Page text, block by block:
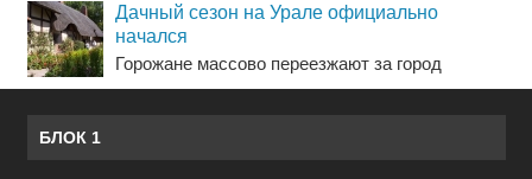
Дачный сезон на Урале официально
начался
Горожане массово переезжают за город
БЛОК 1